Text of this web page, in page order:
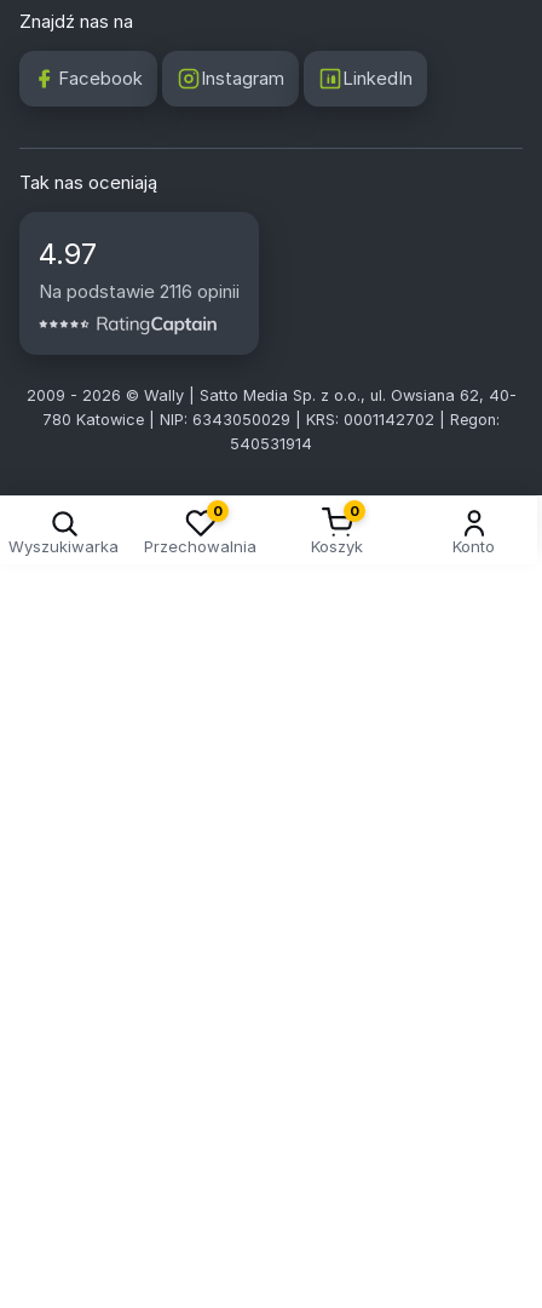
Znajdź nas na
Facebook Instagram LinkedIn
Tak nas oceniają
4.97
Na podstawie 2116 opinii
2009 - 2026 © Wally | Satto Media Sp. z o.o., ul. Owsiana 62, 40-
780 Katowice | NIP: 6343050029 | KRS: 0001142702 | Regon:
540531914
Wyszukiwarka
0
Przechowalnia
0
Koszyk Konto